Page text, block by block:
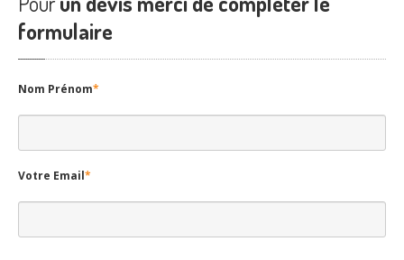
formulaire
Nom Prénom*
Votre Email*